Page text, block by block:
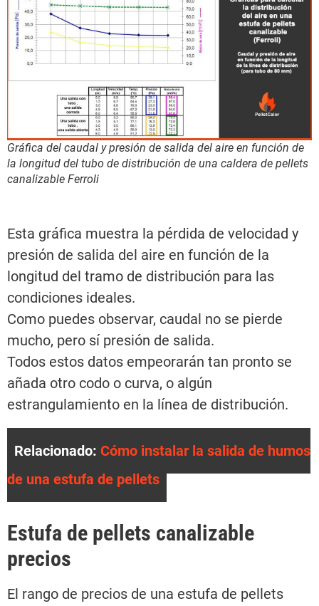
Gráfica del caudal y presión de salida del aire en función de
la longitud del tubo de distribución de una caldera de pellets
canalizable Ferroli
Esta gráfica muestra la pérdida de velocidad y
presión de salida del aire en función de la
longitud del tramo de distribución para las
condiciones ideales.
Como puedes observar, caudal no se pierde
mucho, pero sí presión de salida.
Todos estos datos empeorarán tan pronto se
añada otro codo o curva, o algún
estrangulamiento en la línea de distribución.
Relacionado: Cómo instalar la salida de humos
de una estufa de pellets
Estufa de pellets canalizable
precios
El rango de precios de una estufa de pellets